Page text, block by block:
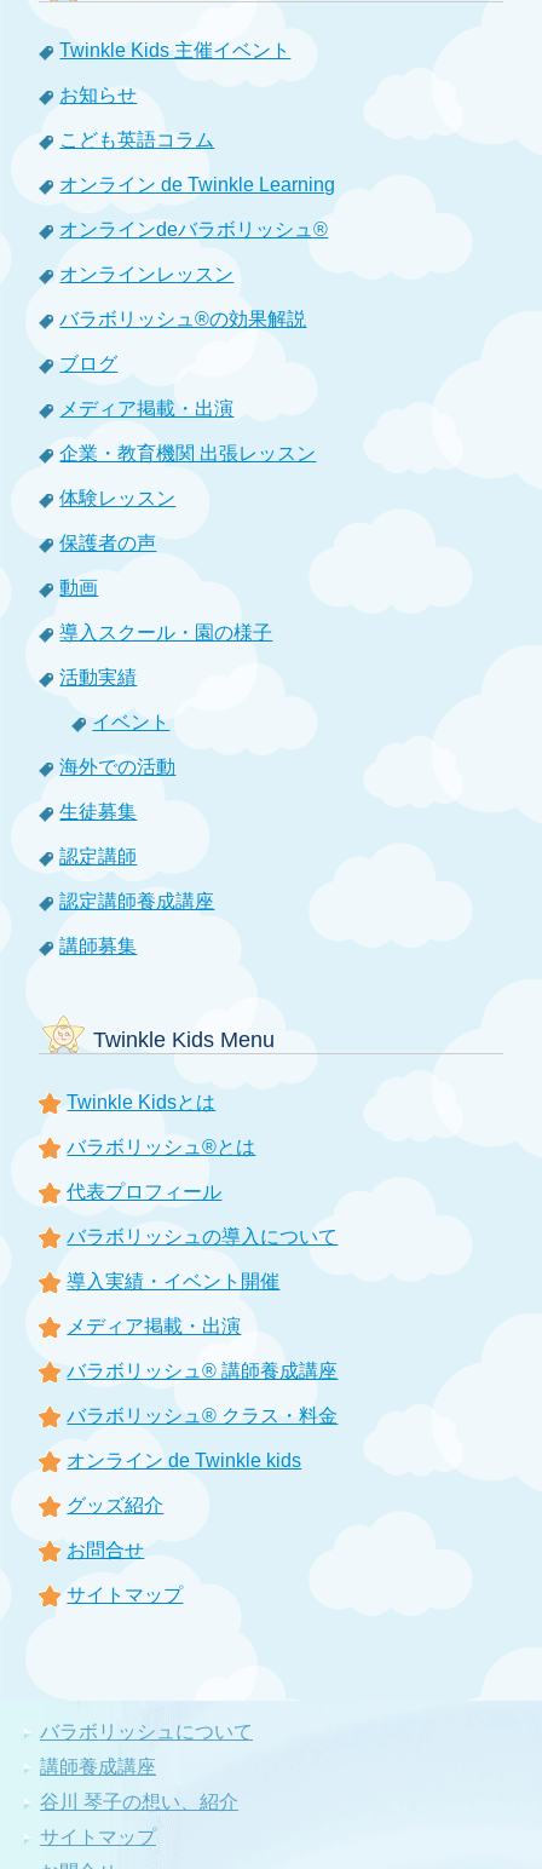
Twinkle Kids 主催イベント
お知らせ
こども英語コラム
オンライン de Twinkle Learning
オンラインdeバラボリッシュ®
オンラインレッスン
バラボリッシュ®の効果解説
ブログ
メディア掲載・出演
企業・教育機関 出張レッスン
体験レッスン
保護者の声
動画
導入スクール・園の様子
活動実績
イベント
海外での活動
生徒募集
認定講師
認定講師養成講座
講師募集
Twinkle Kids Menu
Twinkle Kidsとは
バラボリッシュ®とは
代表プロフィール
バラボリッシュの導入について
導入実績・イベント開催
メディア掲載・出演
バラボリッシュ® 講師養成講座
バラボリッシュ® クラス・料金
オンライン de Twinkle kids
グッズ紹介
お問合せ
サイトマップ
バラボリッシュについて
講師養成講座
谷川 琴子の想い、紹介
サイトマップ